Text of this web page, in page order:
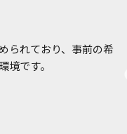
られており、事前の希
境です。